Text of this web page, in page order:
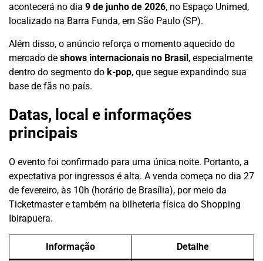
acontecerá no dia 9 de junho de 2026, no Espaço Unimed,
localizado na Barra Funda, em São Paulo (SP).
Além disso, o anúncio reforça o momento aquecido do
mercado de shows internacionais no Brasil, especialmente
dentro do segmento do k-pop, que segue expandindo sua
base de fãs no país.
Datas, local e informações
principais
O evento foi confirmado para uma única noite. Portanto, a
expectativa por ingressos é alta. A venda começa no dia 27
de fevereiro, às 10h (horário de Brasília), por meio da
Ticketmaster e também na bilheteria física do Shopping
Ibirapuera.
Informação Detalhe